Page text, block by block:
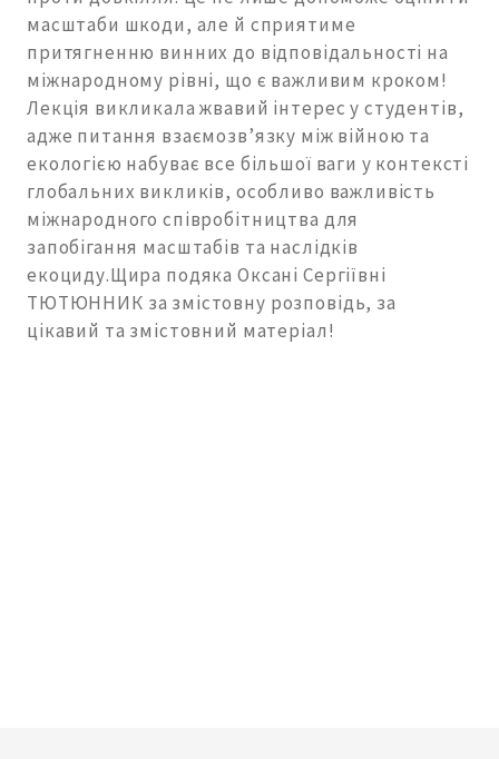
масштаби шкоди, але й сприятиме
притягненню винних до відповідальності на
міжнародному рівні, що є важливим кроком!
Лекція викликала жвавий інтерес у студентів,
адже питання взаємозв’язку між війною та
екологією набуває все більшої ваги у контексті
глобальних викликів, особливо важливість
міжнародного співробітництва для
запобігання масштабів та наслідків
екоциду.Щира подяка Оксані Сергіївні
ТЮТЮННИК за змістовну розповідь, за
цікавий та змістовний матеріал!